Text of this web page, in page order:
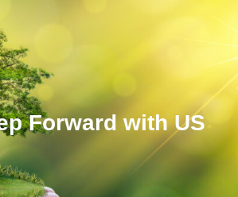
Forward with US